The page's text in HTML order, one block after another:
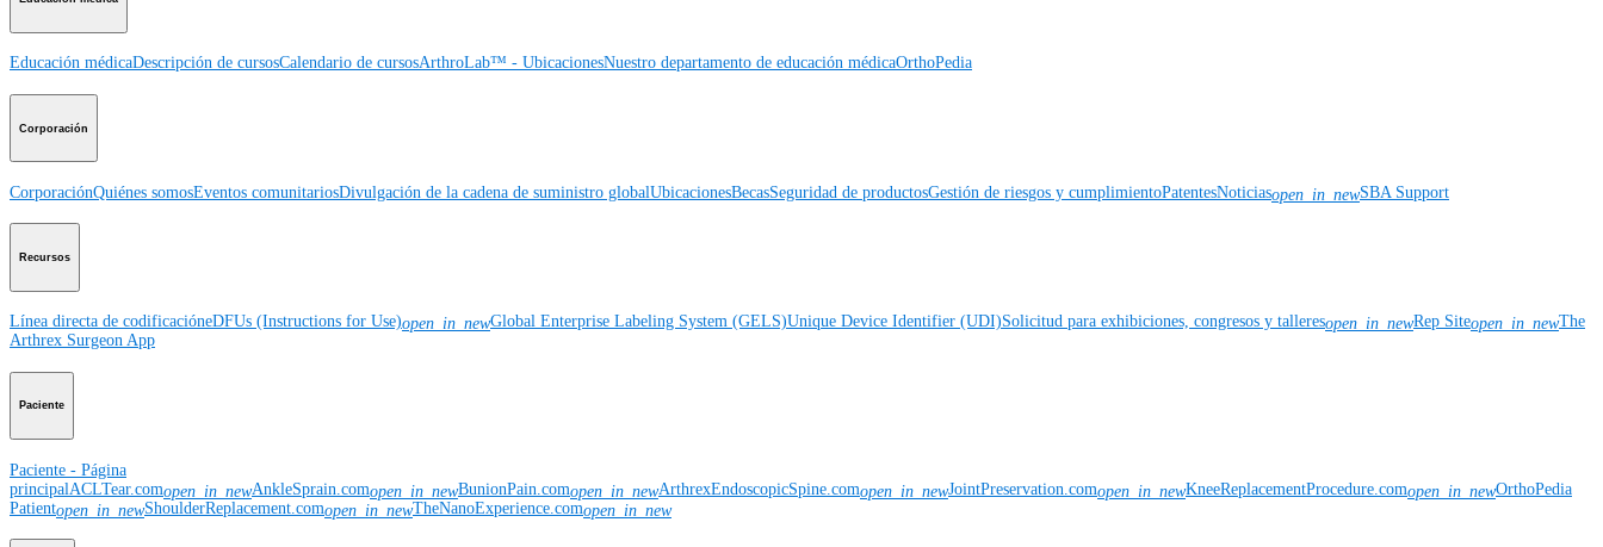
Educación médicaDescripción de cursosCalendario de cursosArthroLab™ - UbicacionesNuestro departamento de educación médicaOrthoPedia
Corporación
CorporaciónQuiénes somosEventos comunitariosDivulgación de la cadena de suministro globalUbicacionesBecasSeguridad de productosGestión de riesgos y cumplimientoPatentesNoticiasopen_in_newSBA Support
Recursos
Línea directa de codificacióneDFUs (Instructions for Use)open_in_newGlobal Enterprise Labeling System (GELS)Unique Device Identifier (UDI)Solicitud para exhibiciones, congresos y talleresopen_in_newRep Siteopen_in_newThe
Arthrex Surgeon App
Paciente
Paciente - Página
principalACLTear.comopen_in_newAnkleSprain.comopen_in_newBunionPain.comopen_in_newArthrexEndoscopicSpine.comopen_in_newJointPreservation.comopen_in_newKneeReplacementProcedure.comopen_in_newOrthoPedia
Patientopen_in_newShoulderReplacement.comopen_in_newTheNanoExperience.comopen_in_new